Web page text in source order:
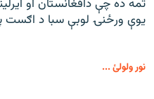
تمه ده چې دافغانستان او
یوې ورځنۍ لوبې سبا د اګست
نور ولولئ ...